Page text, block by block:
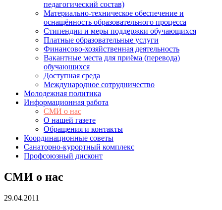
педагогический состав)
Материально-техническое обеспечение и
оснащённость образовательного процесса
Стипендии и меры поддержки обучающихся
Платные образовательные услуги
Финансово-хозяйственная деятельность
Вакантные места для приёма (перевода)
обучающихся
Доступная среда
Международное сотрудничество
Молодежная политика
Информационная работа
СМИ о нас
О нашей газете
Обращения и контакты
Координационные советы
Санаторно-курортный комплекс
Профсоюзный дисконт
СМИ о нас
29.04.2011